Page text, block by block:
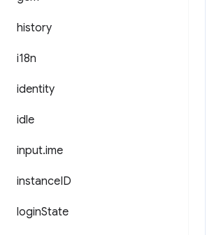
history
i18n
identity
idle
input.ime
instanceID
loginState